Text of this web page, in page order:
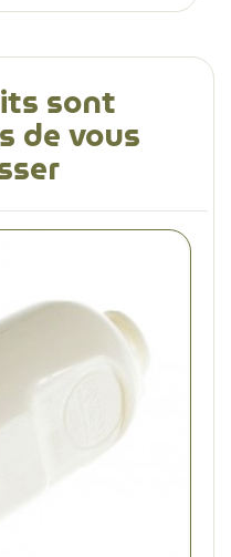
sont
de vous